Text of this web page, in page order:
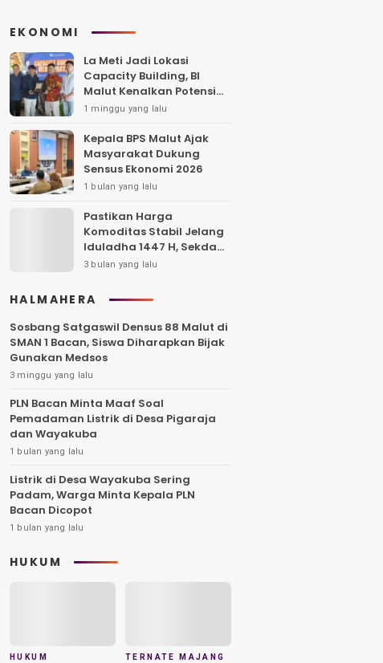
EKONOMI
La Meti Jadi Lokasi
Capacity Building, BI
Malut Kenalkan Potensi
Wisata Halmahera Utara
1 minggu yang lalu
Kepala BPS Malut Ajak
Masyarakat Dukung
Sensus Ekonomi 2026
1 bulan yang lalu
Pastikan Harga
Komoditas Stabil Jelang
Iduladha 1447 H, Sekda
Tidore Sidak Pasar
3 bulan yang lalu
HALMAHERA
Sosbang Satgaswil Densus 88 Malut di
SMAN 1 Bacan, Siswa Diharapkan Bijak
Gunakan Medsos
3 minggu yang lalu
PLN Bacan Minta Maaf Soal
Pemadaman Listrik di Desa Pigaraja
dan Wayakuba
1 bulan yang lalu
Listrik di Desa Wayakuba Sering
Padam, Warga Minta Kepala PLN
Bacan Dicopot
1 bulan yang lalu
HUKUM
HUKUM TERNATE MAJANG